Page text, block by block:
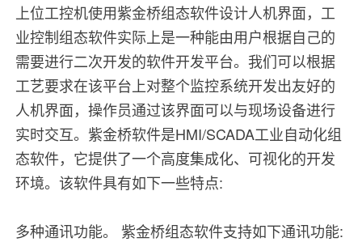
上位工控机使用紫金桥组态软件设计人机界面，工
业控制组态软件实际上是一种能由用户根据自己的
需要进行二次开发的软件开发平台。我们可以根据
工艺要求在该平台上对整个监控系统开发出友好的
人机界面，操作员通过该界面可以与现场设备进行
实时交互。紫金桥软件是HMI/SCADA工业自动化组
态软件，它提供了一个高度集成化、可视化的开发
环境。该软件具有如下一些特点:
多种通讯功能。 紫金桥组态软件支持如下通讯功能: